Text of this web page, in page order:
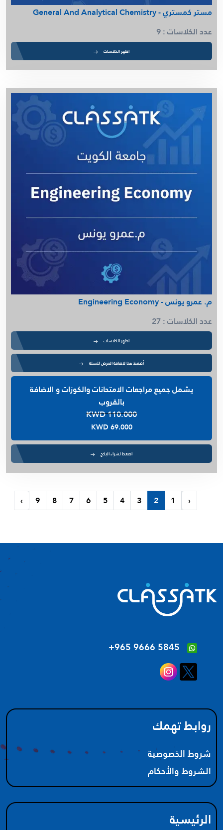
مستر كمستري - General And Analytical Chemistry
عدد الكلاسات : 9
اظهر الكلاسات
م. عمرو يونس - Engineering Economy
عدد الكلاسات : 27
اظهر الكلاسات
أضغط هنا لاضافة العرض للسلة
يشمل جميع مراجعات الامتحانات والكوزات و الاضافة
بالقروب
KWD 110.000
KWD 69.000
اضغط لشراء البكج
‹
1
2
3
4
5
6
7
8
9
›
‪+965 9666 5845‬
روابط تهمك
شروط الخصوصية
الشروط والأحكام
الرئيسية